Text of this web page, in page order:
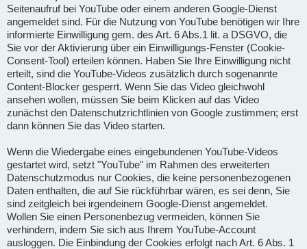
Seitenaufruf bei YouTube oder einem anderen Google-Dienst
angemeldet sind. Für die Nutzung von YouTube benötigen wir Ihre
informierte Einwilligung gem. des Art. 6 Abs.1 lit. a DSGVO, die
Sie vor der Aktivierung über ein Einwilligungs-Fenster (Cookie-
Consent-Tool) erteilen können. Haben Sie Ihre Einwilligung nicht
erteilt, sind die YouTube-Videos zusätzlich durch sogenannte
Content-Blocker gesperrt. Wenn Sie das Video gleichwohl
ansehen wollen, müssen Sie beim Klicken auf das Video
zunächst den Datenschutzrichtlinien von Google zustimmen; erst
dann können Sie das Video starten.
Wenn die Wiedergabe eines eingebundenen YouTube-Videos
gestartet wird, setzt "YouTube" im Rahmen des erweiterten
Datenschutzmodus nur Cookies, die keine personenbezogenen
Daten enthalten, die auf Sie rückführbar wären, es sei denn, Sie
sind zeitgleich bei irgendeinem Google-Dienst angemeldet.
Wollen Sie einen Personenbezug vermeiden, können Sie
verhindern, indem Sie sich aus Ihrem YouTube-Account
ausloggen. Die Einbindung der Cookies erfolgt nach Art. 6 Abs. 1